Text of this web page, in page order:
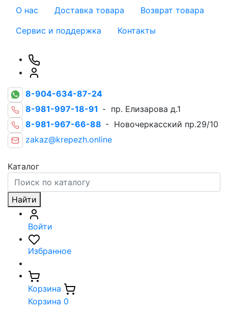
О нас Доставка товара
Возврат товара
Сервис и поддержка
Контакты
8-904-634-87-24
8-981-997-18-91 - пр. Елизарова д.1
8-981-967-66-88 - Новочеркасский пр.29/10
zakaz@krepezh.online
Каталог
Найти
Войти
Избранное
Корзина
Корзина 0